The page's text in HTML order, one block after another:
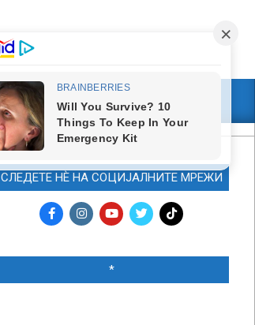
МАРКЕТИНГ
СЛЕДЕТЕ НЀ НА СОЦИЈАЛНИТЕ МРЕЖИ
*